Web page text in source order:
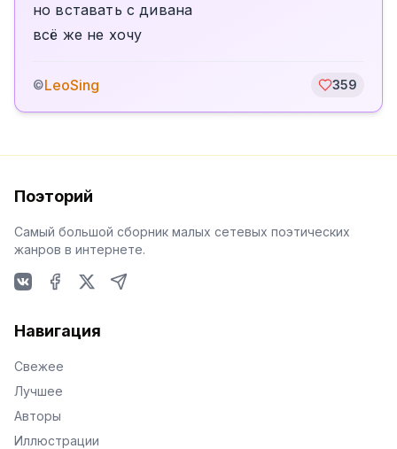
но вставать с дивана
всё же не хочу
©LeoSing 359
Поэторий
Самый большой сборник малых сетевых поэтических
жанров в интернете.
Навигация
Свежее
Лучшее
Авторы
Иллюстрации